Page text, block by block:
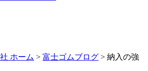
ホーム > 富士ゴムブログ > 納入の強